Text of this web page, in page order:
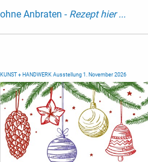
ohne Anbraten - Rezept hier ...
KUNST + HANDWERK Ausstellung 1. November 2026